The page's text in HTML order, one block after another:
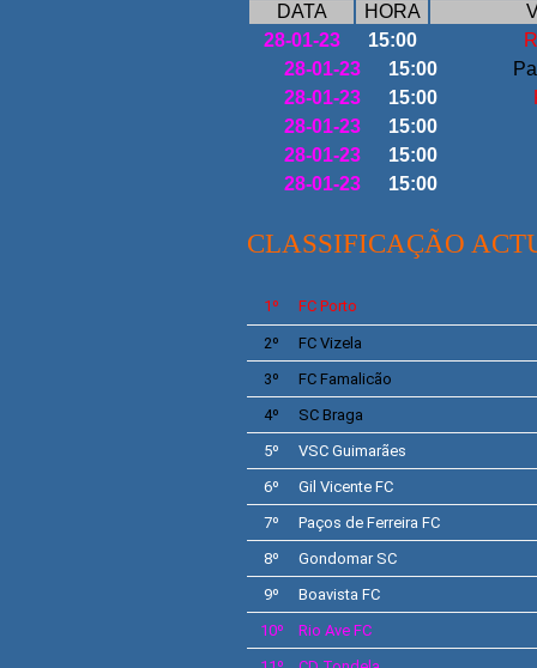
DATA HORA
28-01-23
15:00
28-01-23
15:00
28-01-23
15:00
28-01-23
15:00
28-01-23
15:00
28-01-23
15:00
CLASSIFICAÇÃO
1º FC Porto
2º
FC Vizela
3º
FC Famalicão
4º
SC Braga
5º
VSC Guimarães
6º
Gil Vicente FC
7º
Paços de Ferreira FC
8º
Gondomar SC
9º
Boavista FC
10º
Rio Ave FC